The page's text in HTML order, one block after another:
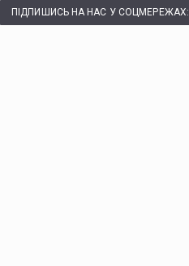
ПІДПИШИСЬ НА НАС У СОЦМЕРЕЖАХ: